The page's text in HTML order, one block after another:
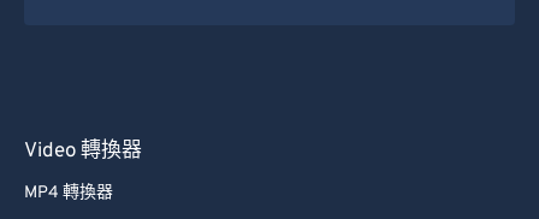
Video 轉換器
MP4 轉換器